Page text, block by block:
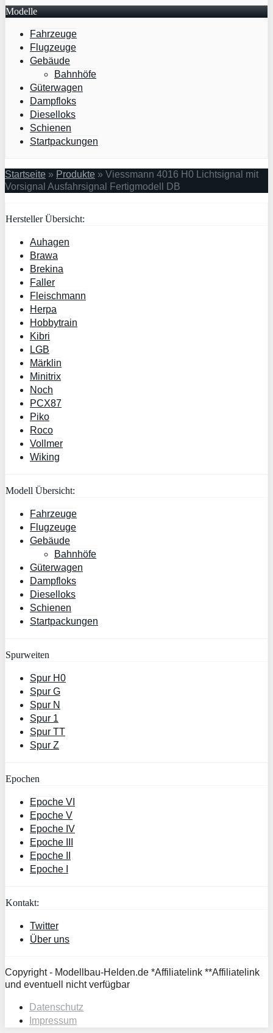
Modelle
Fahrzeuge
Flugzeuge
Gebäude
Bahnhöfe
Güterwagen
Dampfloks
Dieselloks
Schienen
Startpackungen
Startseite » Produkte » Viessmann 4016 H0 Lichtsignal mit
Vorsignal Ausfahrsignal Fertigmodell DB
Hersteller Übersicht:
Auhagen
Brawa
Brekina
Faller
Fleischmann
Herpa
Hobbytrain
Kibri
LGB
Märklin
Minitrix
Noch
PCX87
Piko
Roco
Vollmer
Wiking
Modell Übersicht:
Fahrzeuge
Flugzeuge
Gebäude
Bahnhöfe
Güterwagen
Dampfloks
Dieselloks
Schienen
Startpackungen
Spurweiten
Spur H0
Spur G
Spur N
Spur 1
Spur TT
Spur Z
Epochen
Epoche VI
Epoche V
Epoche IV
Epoche III
Epoche II
Epoche I
Kontakt:
Twitter
Über uns
Copyright - Modellbau-Helden.de *Affiliatelink **Affiliatelink
und eventuell nicht verfügbar
Datenschutz
Impressum